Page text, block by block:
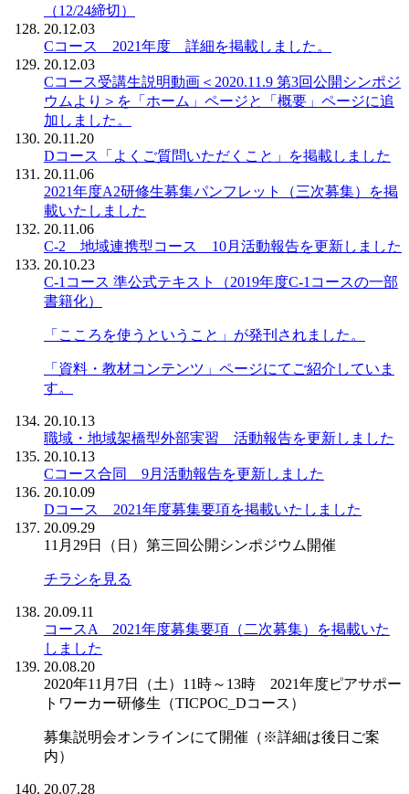
（12/24締切）
20.12.03
Cコース 2021年度 詳細を掲載しました。
20.12.03
Cコース受講生説明動画＜2020.11.9 第3回公開シンポジ
ウムより＞を「ホーム」ページと「概要」ページに追
加しました。
20.11.20
Dコース「よくご質問いただくこと」を掲載しました
20.11.06
2021年度A2研修生募集パンフレット（三次募集）を掲
載いたしました
20.11.06
C-2 地域連携型コース 10月活動報告を更新しました
20.10.23
C-1コース 準公式テキスト（2019年度C-1コースの一部
書籍化）
「こころを使うということ」が発刊されました。
「資料・教材コンテンツ」ページにてご紹介していま
す。
20.10.13
職域・地域架橋型外部実習 活動報告を更新しました
20.10.13
Cコース合同 9月活動報告を更新しました
20.10.09
Dコース 2021年度募集要項を掲載いたしました
20.09.29
11月29日（日）第三回公開シンポジウム開催
チラシを見る
20.09.11
コースA 2021年度募集要項（二次募集）を掲載いた
しました
20.08.20
2020年11月7日（土）11時～13時 2021年度ピアサポー
トワーカー研修生（TICPOC_Dコース）
募集説明会オンラインにて開催（※詳細は後日ご案
内）
20.07.28